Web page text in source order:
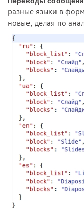
разные языки в
новые, делая по